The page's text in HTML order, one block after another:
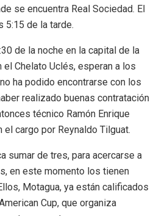
se encuentra Real Sociedad. El
5:15 de la tarde.
de la noche en la capital de la
el Chelato Uclés, esperan a los
ha podido encontrarse con los
realizado buenas contratación
técnico Ramón Enrique
cargo por Reynaldo Tilguat.
sumar de tres, para acercarse a
en este momento los tienen
Motagua, ya están calificados
Cup, que organiza